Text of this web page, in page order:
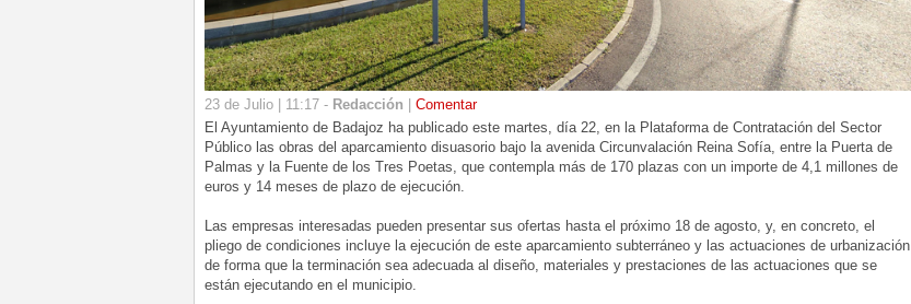
23 de Julio | 11:17 - Redacción
Comentar
El Ayuntamiento de Badajoz ha publicado este martes, día 22, en la Plataforma de Contratación del Sector
Público las obras del aparcamiento disuasorio bajo la avenida Circunvalación Reina Sofía, entre la Puerta de
Palmas y la Fuente de los Tres Poetas, que contempla más de 170 plazas con un importe de 4,1 millones de
euros y 14 meses de plazo de ejecución.
Las empresas interesadas pueden presentar sus ofertas hasta el próximo 18 de agosto, y, en concreto, el
pliego de condiciones incluye la ejecución de este aparcamiento subterráneo y las actuaciones de urbanización
de forma que la terminación sea adecuada al diseño, materiales y prestaciones de las actuaciones que se
están ejecutando en el municipio.